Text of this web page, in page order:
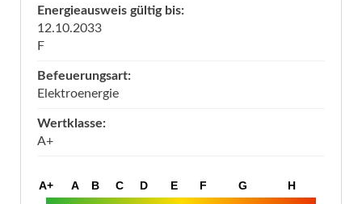
Energieausweis gültig bis:
12.10.2033
F
Befeuerungsart:
Elektroenergie
Wertklasse:
A+
A+ A B C D E F G H